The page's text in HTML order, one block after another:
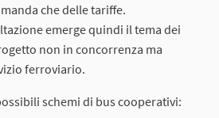
che delle tariffe.
emerge quindi il tema dei
non in concorrenza ma
ferroviario.
schemi di bus cooperativi: